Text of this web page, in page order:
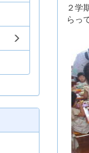
２学
らっ